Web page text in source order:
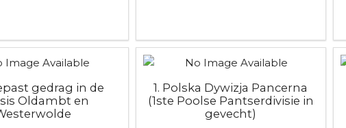
gedrag in de
Oldambt en
1. Polska Dywizja Pancerna
(1ste Poolse Pantserdivisie in
gevecht)